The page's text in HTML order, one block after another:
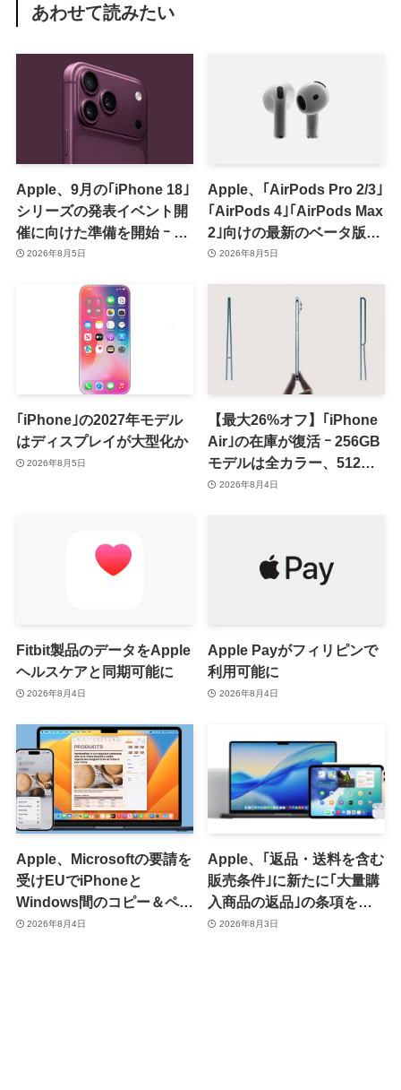
あわせて読みたい
Apple、9月の｢iPhone 18｣
シリーズの発表イベント開
催に向けた準備を開始 ｰ 9
月8日か9月9日に開催見込
2026年8月5日
Apple、｢AirPods Pro 2/3｣
｢AirPods 4｣｢AirPods Max
2｣向けの最新のベータ版フ
ァームウェア｢9A5336b｣を
2026年8月5日
｢iPhone｣の2027年モデル
はディスプレイが大型化か
2026年8月5日
【最大26%オフ】｢iPhone
Air｣の在庫が復活 ｰ 256GB
モデルは全カラー、512GB
モデルはホワイト以外が在
2026年8月4日
Fitbit製品のデータをApple
ヘルスケアと同期可能に
2026年8月4日
Apple Payがフィリピンで
利用可能に
2026年8月4日
Apple、Microsoftの要請を
受けEUでiPhoneと
Windows間のコピー＆ペー
スト機能を提供へ
2026年8月4日
Apple、｢返品・送料を含む
販売条件｣に新たに｢大量購
入商品の返品｣の条項を追
加 ｰ 大量購入商品の返品に
2026年8月3日